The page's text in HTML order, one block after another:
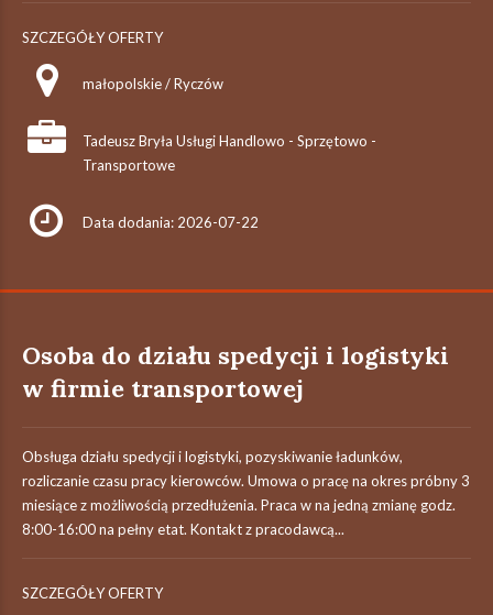
SZCZEGÓŁY OFERTY
małopolskie / Ryczów
Tadeusz Bryła Usługi Handlowo - Sprzętowo -
Transportowe
Data dodania: 2026-07-22
Osoba do działu spedycji i logistyki
w firmie transportowej
Obsługa działu spedycji i logistyki, pozyskiwanie ładunków,
rozliczanie czasu pracy kierowców. Umowa o pracę na okres próbny 3
miesiące z możliwością przedłużenia. Praca w na jedną zmianę godz.
8:00-16:00 na pełny etat. Kontakt z pracodawcą...
SZCZEGÓŁY OFERTY